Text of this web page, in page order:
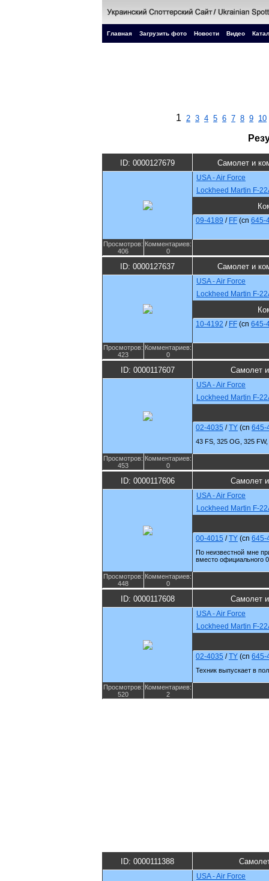
Главная Загрузить фото Новости Видео
1 2 3 4 5 6 7 8 9 10
ID: 0000127679 Самолет и
USA - Air Force
Lockheed Martin F-
09-4189 / FF (cn 645-
Просмотров:
406
Комментариев:
0
ID: 0000127637 Самолет и
USA - Air Force
Lockheed Martin F-
10-4192 / FF (cn 645-
Просмотров:
423
Комментариев:
0
ID: 0000117607 Самолет
USA - Air Force
Lockheed Martin F-
02-4035 /TY (cn 645-
43 FS, 325 OG, 325 FW,
Просмотров:
453
Комментариев:
0
ID: 0000117606 Самолет
USA - Air Force
Lockheed Martin F-
00-4015 /TY (cn 645-
По неизвестной мне
вместо официального
Просмотров:
448
Комментариев:
0
ID: 0000117608 Самолет
USA - Air Force
Lockheed Martin F-
02-4035 /TY (cn 645-
Техник выпускает в
Просмотров:
520
Комментариев:
2
ID: 0000111388
USA - Air Force